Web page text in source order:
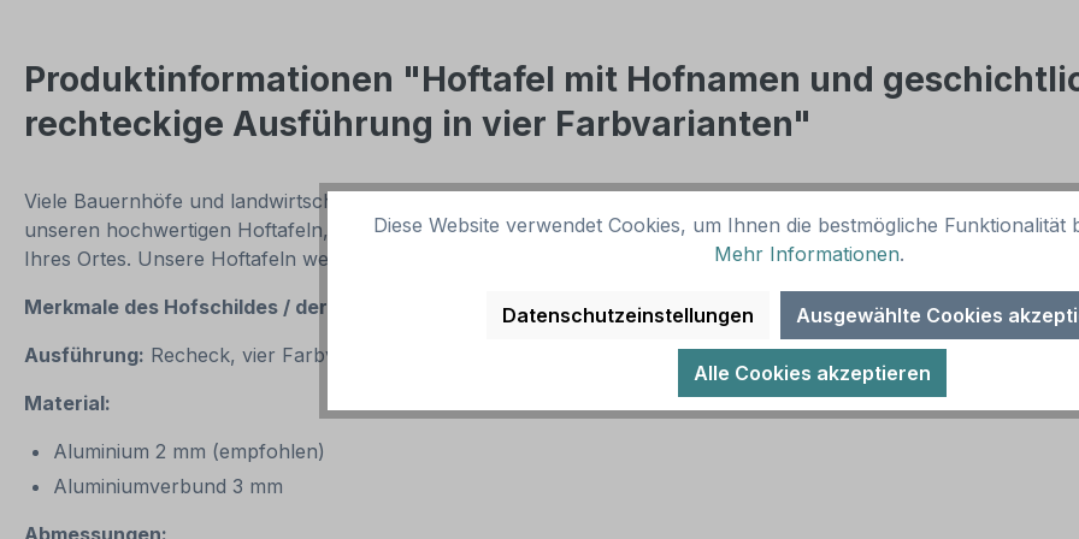
Produktinformationen "Hoftafel mit Hofnamen und
rechteckige Ausführung in vier Farbvarianten"
Viele Bauernhöfe und landwirtschaftliche Betriebe werden seit vielen Generationen betrieben – sie haben eine
unseren hochwertigen Hoftafeln, die meistens am Haus befestigt werden, und den historischen Fakten Ihres
Ihres Ortes. Unsere Hoftafeln werden aus 2 mm Hartaluminium oder aus 3 mm Aluminium-Verbundmaterial
Merkmale des Hofschildes / der
Hoftafel mit Hofnamen und geschichtlichen Informationen - rechteckige
Ausführung: Recheck, vier Farbvarianten
Material:
Aluminium 2 mm (empfohlen)
Aluminiumverbund 3 mm
Diese Website verwendet Cookies, um Ihnen die bestmögliche Funktionalität
Mehr Informationen.
Datenschutzeinstellungen Ausgewählte Cookies
Alle Cookies akzeptieren